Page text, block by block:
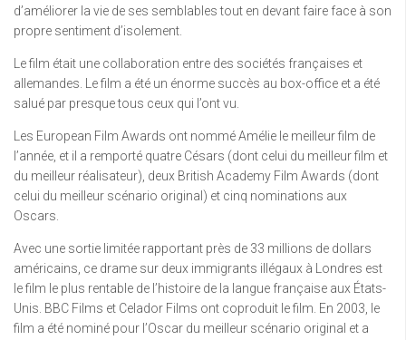
d’améliorer la vie de ses semblables tout en devant faire face à son
propre sentiment d’isolement.
Le film était une collaboration entre des sociétés françaises et
allemandes. Le film a été un énorme succès au box-office et a été
salué par presque tous ceux qui l’ont vu.
Les European Film Awards ont nommé Amélie le meilleur film de
l’année, et il a remporté quatre Césars (dont celui du meilleur film et
du meilleur réalisateur), deux British Academy Film Awards (dont
celui du meilleur scénario original) et cinq nominations aux
Oscars.
Avec une sortie limitée rapportant près de 33 millions de dollars
américains, ce drame sur deux immigrants illégaux à Londres est
le film le plus rentable de l’histoire de la langue française aux États-
Unis. BBC Films et Celador Films ont coproduit le film. En 2003, le
film a été nominé pour l’Oscar du meilleur scénario original et a